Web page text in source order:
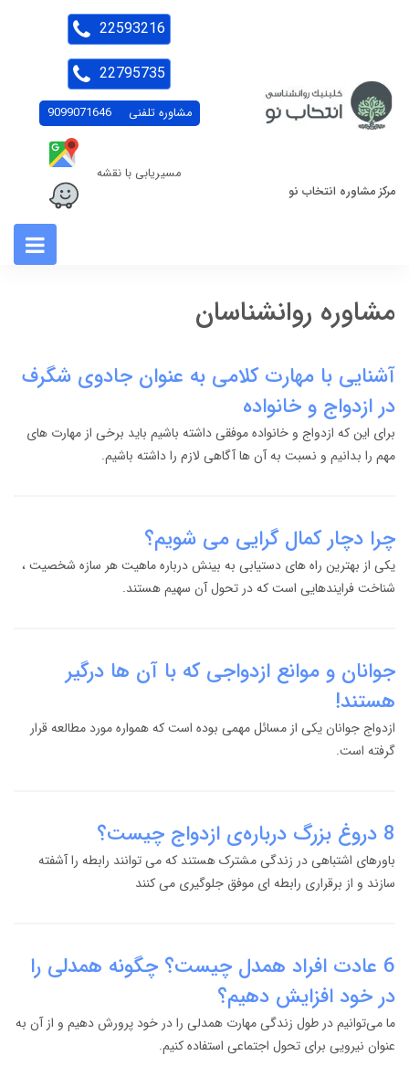
مرکز مشاوره انتخاب نو
مشاوره تلفنی 9099071646
مسیریابی با نقشه
22593216
22795735
مشاوره روانشناسان
آشنایی با مهارت کلامی به عنوان جادوی شگرف
در ازدواج و خانواده
برای این که ازدواج و خانواده موفقی داشته باشیم باید برخی از مهارت های
مهم را بدانیم و نسبت به آن ها آگاهی لازم را داشته باشیم.
چرا دچار کمال گرایی می شویم؟
یکی از بهترین راه های دستیابی به بینش درباره ماهیت هر سازه شخصیت ،
شناخت فرایندهایی است که در تحول آن سهیم هستند.
جوانان و موانع ازدواجی که با آن ها درگیر
هستند!
ازدواج جوانان یکی از مسائل مهمی بوده است که همواره مورد مطالعه قرار
گرفته است.
8 دروغ بزرگ درباره‌ی ازدواج چیست؟
باورهای اشتباهی در زندگی مشترک هستند که می توانند رابطه را آشفته
سازند و از برقراری رابطه ای موفق جلوگیری می کنند
6 عادت افراد همدل چیست؟ چگونه همدلی را
در خود افزایش دهیم؟
ما می‌توانیم در طول زندگی مهارت همدلی را در خود پرورش دهیم و از آن به
عنوان نیرویی برای تحول اجتماعی استفاده کنیم.